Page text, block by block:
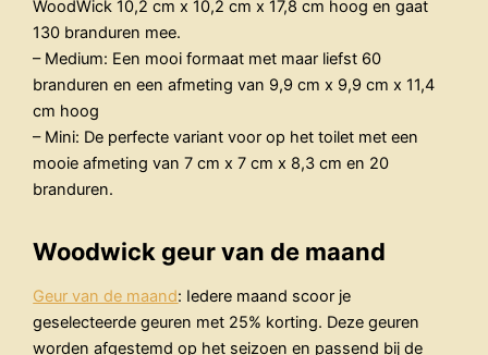
WoodWick 10,2 cm x 10,2 cm x 17,8 cm hoog en gaat
130 branduren mee.
– Medium: Een mooi formaat met maar liefst 60
branduren en een afmeting van 9,9 cm x 9,9 cm x 11,4
cm hoog
– Mini: De perfecte variant voor op het toilet met een
mooie afmeting van 7 cm x 7 cm x 8,3 cm en 20
branduren.
Woodwick geur van de maand
Geur van de maand: Iedere maand scoor je
geselecteerde geuren met 25% korting. Deze geuren
worden afgestemd op het seizoen en passend bij de